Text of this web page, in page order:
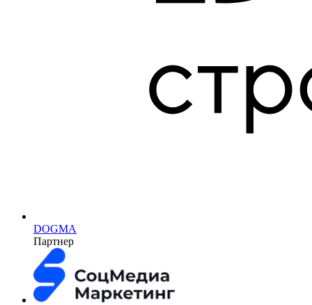
DOGMA
Партнер